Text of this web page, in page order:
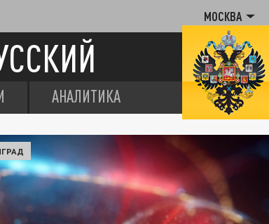
МОСКВА
АНАЛИТИКА